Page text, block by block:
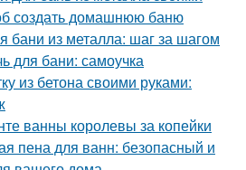
создать домашнюю баню
бани из металла: шаг за шагом
для бани: самоучка
из бетона своими руками:
ванны королевы за копейки
пена для ванн: безопасный и